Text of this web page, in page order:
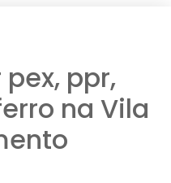
ppr,
na Vila